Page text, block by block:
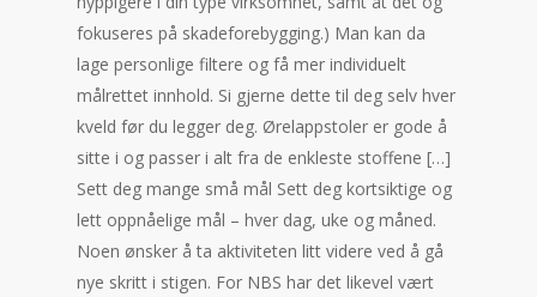
fokuseres på skadeforebygging.) Man kan da
lage personlige filtere og få mer individuelt
målrettet innhold. Si gjerne dette til deg selv hver
kveld før du legger deg. Ørelappstoler er gode å
sitte i og passer i alt fra de enkleste stoffene […]
Sett deg mange små mål Sett deg kortsiktige og
lett oppnåelige mål – hver dag, uke og måned.
Noen ønsker å ta aktiviteten litt videre ved å gå
nye skritt i stigen. For NBS har det likevel vært